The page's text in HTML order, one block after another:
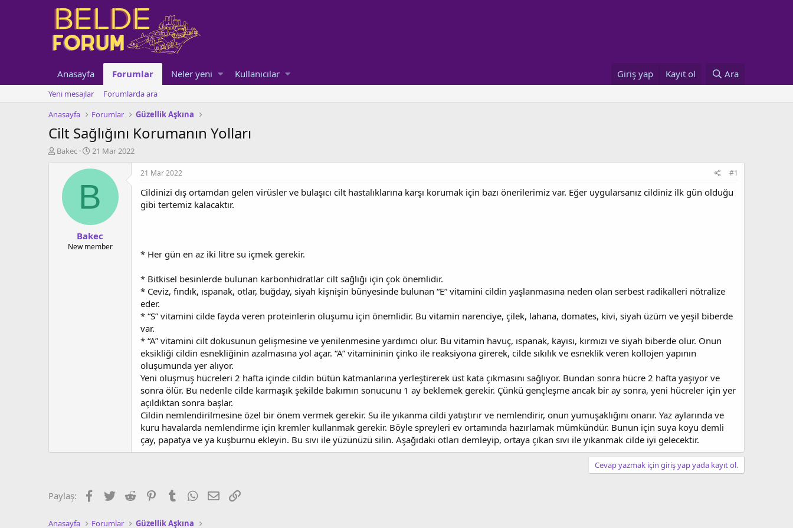
Anasayfa Forumlar Neler yeni Kullanıcılar Giriş yap Kayıt ol Ara
Yeni mesajlar
Forumlarda ara
Anasayfa
Forumlar Güzellik Aşkına
Cilt Sağlığını Korumanın Yolları
K
Bakec
B
ş
a
n
ı
ç
t
21 Mar 2022
B
Bakec
New member
21 Mar 2022 #1
Cildinizi dış ortamdan gelen virüsler ve bulaşıcı cilt hastalıklarına karşı korumak için bazı önerilerimiz var. Eğer uygularsanız cildiniz ilk gün olduğu
gibi tertemiz kalacaktır.
* Her gün en az iki litre su içmek gerekir.
* Bitkisel besinlerde bulunan karbonhidratlar cilt sağlığı için çok önemlidir.
* Ceviz, fındık, ıspanak, otlar, buğday, siyah kişnişin bünyesinde bulunan “E” vitamini cildin yaşlanmasına neden olan serbest radikalleri nötralize
eder.
* “S” vitamini cilde fayda veren proteinlerin oluşumu için önemlidir. Bu vitamin narenciye, çilek, lahana, domates, kivi, siyah üzüm ve yeşil biberde
var.
* “A” vitamini cilt dokusunun gelişmesine ve yenilenmesine yardımcı olur. Bu vitamin havuç, ıspanak, kayısı, kırmızı ve siyah biberde olur. Onun
eksikliği cildin esnekliğinin azalmasına yol açar. “A” vitamininin çinko ile reaksiyona girerek, cilde sıkılık ve esneklik veren kollojen yapının
oluşumunda yer alıyor.
Yeni oluşmuş hücreleri 2 hafta içinde cildin bütün katmanlarına yerleştirerek üst kata çıkmasını sağlıyor. Bundan sonra hücre 2 hafta yaşıyor ve
sonra ölür. Bu nedenle cilde karmaşık şekilde bakımın sonucunu 1 ay beklemek gerekir. Çünkü gençleşme ancak bir ay sonra, yeni hücreler için yer
açıldıktan sonra başlar.
Cildin nemlendirilmesine özel bir önem vermek gerekir. Su ile yıkanma cildi yatıştırır ve nemlendirir, onun yumuşaklığını onarır. Yaz aylarında ve
kuru havalarda nemlendirme için kremler kullanmak gerekir. Böyle spreyleri ev ortamında hazırlamak mümkündür. Bunun için suya koyu demli
çay, papatya ve ya kuşburnu ekleyin. Bu sıvı ile yüzünüzü silin. Aşağıdaki otları demleyip, ortaya çıkan sıvı ile yıkanmak cilde iyi gelecektir.
Cevap yazmak için giriş yap yada kayıt ol.
Paylaş: Facebook
TwitterReddit PinterestTumblrWhatsApp
E-postaLink
Anasayfa Forumlar Güzellik Aşkına